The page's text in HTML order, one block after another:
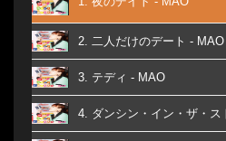
2. 二人だけのデート - MAO
3. テディ - MAO
4. ダンシン・イン・ザ・ス